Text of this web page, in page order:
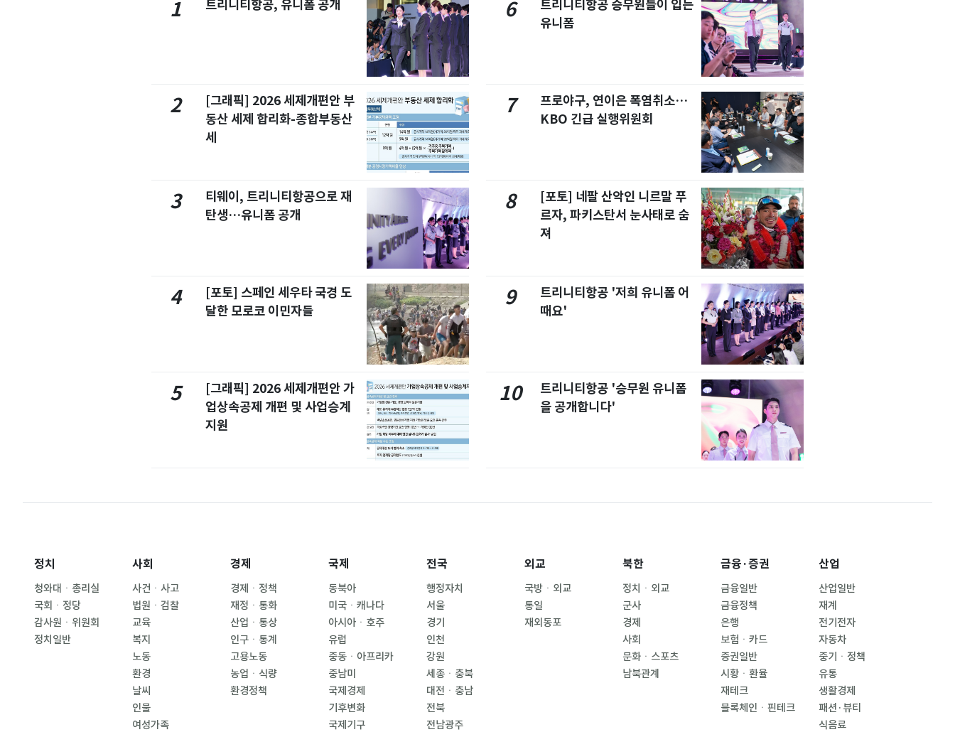
1 트리니티항공, 유니폼 공개
2
[그래픽] 2026 세제개편안 부
동산 세제 합리화-종합부동산
세
3
티웨이, 트리니티항공으로 재
탄생…유니폼 공개
4
[포토] 스페인 세우타 국경 도
달한 모로코 이민자들
5
[그래픽] 2026 세제개편안 가
업상속공제 개편 및 사업승계
지원
6
트리니티항공 승무원들이 입는
유니폼
7
프로야구, 연이은 폭염취소…
KBO 긴급 실행위원회
8
[포토] 네팔 산악인 니르말 푸
르자, 파키스탄서 눈사태로 숨
져
9
트리니티항공 '저희 유니폼 어
때요'
10
트리니티항공 '승무원 유니폼
을 공개합니다'
정치
청와대ㆍ총리실
국회ㆍ정당
감사원ㆍ위원회
정치일반
사회
사건ㆍ사고
법원ㆍ검찰
교육
복지
노동
환경
날씨
인물
여성가족
경제
경제ㆍ정책
재정ㆍ통화
산업ㆍ통상
인구ㆍ통계
고용노동
농업ㆍ식량
환경정책
국제
동북아
미국ㆍ캐나다
아시아ㆍ호주
유럽
중동ㆍ아프리카
중남미
국제경제
기후변화
국제기구
전국
행정자치
서울
경기
인천
강원
세종ㆍ충북
대전ㆍ충남
전북
전남광주
외교
국방ㆍ외교
통일
재외동포
북한
정치ㆍ외교
군사
경제
사회
문화ㆍ스포츠
남북관계
금융·증권
금융일반
금융정책
은행
보험ㆍ카드
증권일반
시황ㆍ환율
재테크
블록체인ㆍ핀테크
산업
산업일반
재계
전기전자
자동차
중기ㆍ정책
유통
생활경제
패션·뷰티
식음료